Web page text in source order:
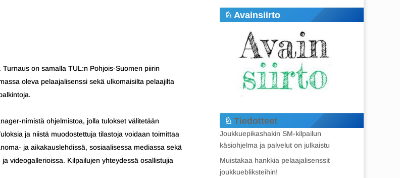
on samalla TUL:n Pohjois-Suomen piirin
oleva pelaajalisenssi sekä ulkomaisilta pelaajilta
nimistä ohjelmistoa, jolla tulokset välitetään
ja niistä muodostettuja tilastoja voidaan toimittaa
ja aikakauslehdissä, sosiaalisessa mediassa sekä
videogallerioissa. Kilpailujen yhteydessä osallistujia
Avainsiirto
Tiedotteet
Joukkuepikashakin SM-kilpailun
käsiohjelma ja palvelut on julkaistu
Muistakaa hankkia pelaajalisenssit
joukkuebliksteihin!